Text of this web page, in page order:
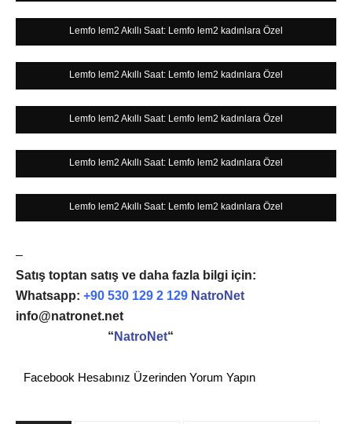
Lemfo lem2 Akıllı Saat: Lemfo lem2 kadınlara Özel
Lemfo lem2 Akıllı Saat: Lemfo lem2 kadınlara Özel
Lemfo lem2 Akıllı Saat: Lemfo lem2 kadınlara Özel
Lemfo lem2 Akıllı Saat: Lemfo lem2 kadınlara Özel
Lemfo lem2 Akıllı Saat: Lemfo lem2 kadınlara Özel
–
Satış toptan satış ve daha fazla bilgi için:
Whatsapp: +90 530 129 2 129 NatroNet
info@natronet.net
“ NatroNet“
Facebook Hesabınız Üzerinden Yorum Yapın